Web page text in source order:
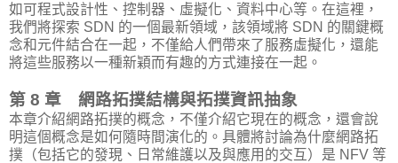
如可程式設計性、控制器、虛擬化、資料中心等。在這裡，
我們將探索 SDN 的一個最新領域，該領域將 SDN 的關鍵概
念和元件結合在一起，不僅給人們帶來了服務虛擬化，還能
將這些服務以一種新穎而有趣的方式連接在一起。
第 8 章 網路拓撲結構與拓撲資訊抽象
本章介紹網路拓撲的概念，不僅介紹它現在的概念，還會說
明這個概念是如何隨時間演化的。具體將討論為什麼網路拓
撲（包括它的發現、日常維護以及與應用的交互）是 NFV 等